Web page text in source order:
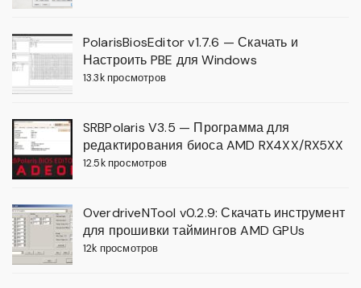
PolarisBiosEditor v1.7.6 — Скачать и
Настроить PBE для Windows
13.3k просмотров
SRBPolaris V3.5 — Программа для
редактирования биоса AMD RX4XX/RX5XX
12.5k просмотров
OverdriveNTool v0.2.9: Скачать инструмент
для прошивки таймингов AMD GPUs
12k просмотров